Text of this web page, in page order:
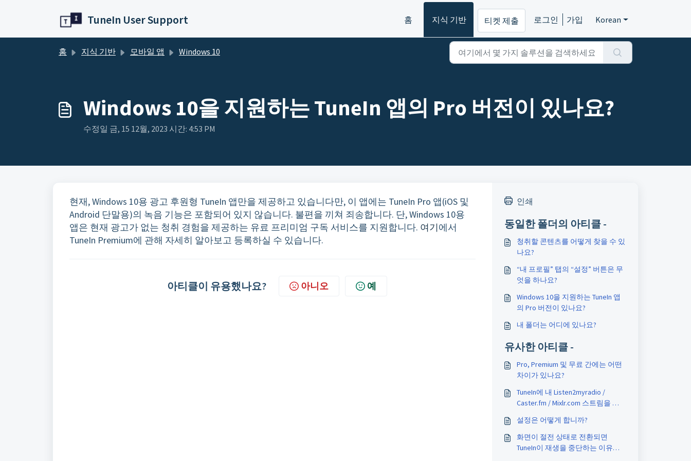
TuneIn User Support 홈 지식 기반 티켓 제출 로그인 가입 Korean
홈 지식 기반 모바일 앱 Windows 10
Windows 10을 지원하는 TuneIn 앱의 Pro 버전이 있나요?
수정일 금, 15 12월, 2023 시간: 4:53 PM
현재, Windows 10용 광고 후원형 TuneIn 앱만을 제공하고 있습니다만, 이 앱에는 TuneIn Pro 앱(iOS 및
Android 단말용)의 녹음 기능은 포함되어 있지 않습니다. 불편을 끼쳐 죄송합니다. 단, Windows 10용
앱은 현재 광고가 없는 청취 경험을 제공하는 유료 프리미엄 구독 서비스를 지원합니다. 여기에서
TuneIn Premium에 관해 자세히 알아보고 등록하실 수 있습니다.
아티클이 유용했나요? 아니오 예
인쇄
동일한 폴더의 아티클 -
청취할 콘텐츠를 어떻게 찾을 수 있
나요?
“내 프로필” 탭의 “설정” 버튼은 무
엇을 하나요?
Windows 10을 지원하는 TuneIn 앱
의 Pro 버전이 있나요?
내 폴더는 어디에 있나요?
유사한 아티클 -
Pro, Premium 및 무료 간에는 어떤
차이가 있나요?
TuneIn에 내 Listen2myradio /
Caster.fm / Mixlr.com 스트림을 포
설정은 어떻게 합니까?
화면이 절전 상태로 전환되면
TuneIn이 재생을 중단하는 이유는